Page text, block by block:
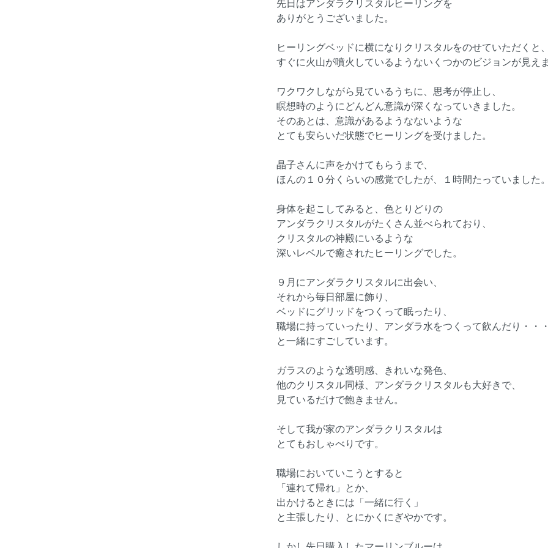
先日はアンダラクリスタルヒーリングを
ありがとうございました。
ヒーリングベッドに横になりクリスタルをのせていただくと、
すぐに火山が噴火しているようないくつかのビジョンが見えま
ワクワクしながら見ているうちに、思考が停止し、
瞑想時のようにどんどん意識が深くなっていきました。
そのあとは、意識があるようなないような
とても安らいだ状態でヒーリングを受けました。
晶子さんに声をかけてもらうまで、
ほんの１０分くらいの感覚でしたが、１時間たっていました。
身体を起こしてみると、色とりどりの
アンダラクリスタルがたくさん並べられており、
クリスタルの神殿にいるような
深いレベルで癒されたヒーリングでした。
９月にアンダラクリスタルに出会い、
それから毎日部屋に飾り、
ベッドにグリッドをつくって眠ったり、
職場に持っていったり、アンダラ水をつくって飲んだり・・・
と一緒にすごしています。
ガラスのような透明感、きれいな発色、
他のクリスタル同様、アンダラクリスタルも大好きで、
見ているだけで飽きません。
そして我が家のアンダラクリスタルは
とてもおしゃべりです。
職場においていこうとすると
「連れて帰れ」とか、
出かけるときには「一緒に行く」
と主張したり、とにかくにぎやかです。